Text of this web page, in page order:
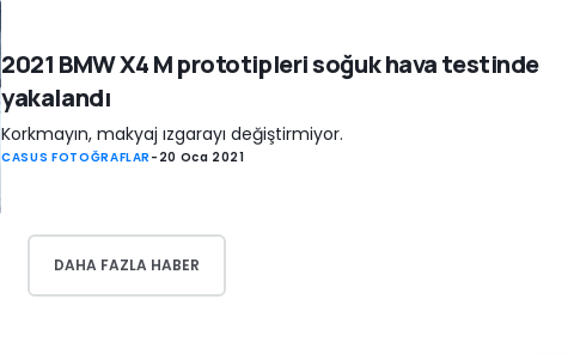
2021 BMW X4 M prototipleri soğuk hava testinde
yakalandı
Korkmayın, makyaj ızgarayı değiştirmiyor.
CASUS FOTOĞRAFLAR - 20 Oca 2021
DAHA FAZLA HABER